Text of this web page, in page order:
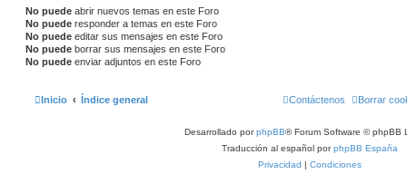
No puede abrir nuevos temas en este Foro
No puede responder a temas en este Foro
No puede editar sus mensajes en este Foro
No puede borrar sus mensajes en este Foro
No puede enviar adjuntos en este Foro
Inicio Índice general Borrar
Contáctenos
Desarrollado porphpBB® Forum Software © phpBB
Traducción al español porphpBB España
Privacidad | Condiciones